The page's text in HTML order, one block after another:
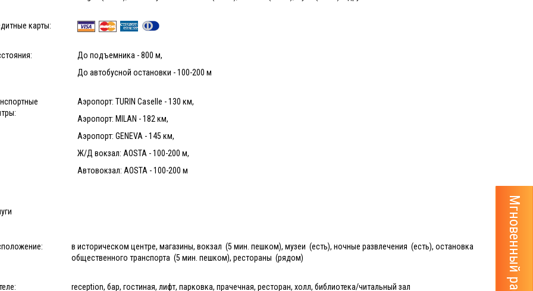
карты:
До подъемника - 800 м,
До автобусной остановки - 100-200 м
Аэропорт: TURIN Caselle - 130 км,
Аэропорт: MILAN - 182 км,
Аэропорт: GENEVA - 145 км,
Ж/Д вокзал: AOSTA - 100-200 м,
Автовокзал: AOSTA - 100-200 м
в историческом центре, магазины, вокзал (5 мин. пешком), музеи (есть), ночные развлечения (есть), остановка
общественного транспорта (5 мин. пешком), рестораны (рядом)
reception, бар, гостиная, лифт, парковка, прачечная, ресторан, холл, библиотека/читальный зал